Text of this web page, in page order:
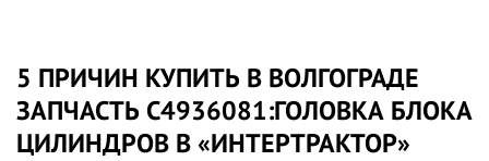
5 ПРИЧИН КУПИТЬ В ВОЛГОГРАДЕ
ЗАПЧАСТЬ C4936081:ГОЛОВКА БЛОКА
ЦИЛИНДРОВ В «ИНТЕРТРАКТОР»